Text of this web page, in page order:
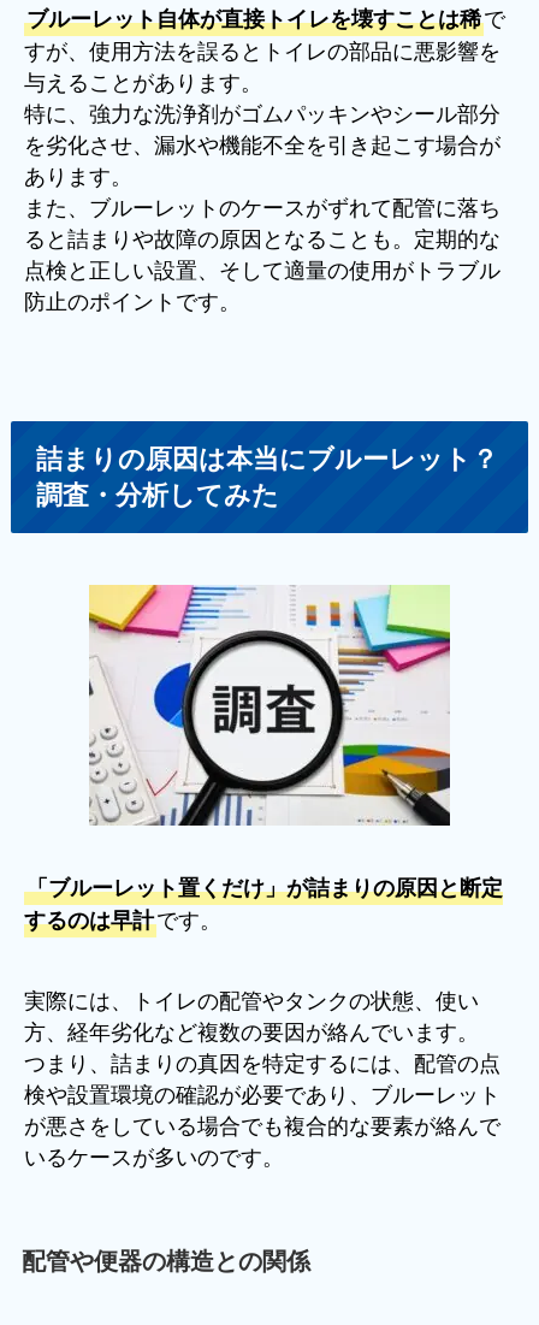
ブルーレット自体が直接トイレを壊すことは稀で
すが、使用方法を誤るとトイレの部品に悪影響を
与えることがあります。
特に、強力な洗浄剤がゴムパッキンやシール部分
を劣化させ、漏水や機能不全を引き起こす場合が
あります。
また、ブルーレットのケースがずれて配管に落ち
ると詰まりや故障の原因となることも。定期的な
点検と正しい設置、そして適量の使用がトラブル
防止のポイントです。
詰まりの原因は本当にブルーレット？
調査・分析してみた
「ブルーレット置くだけ」が詰まりの原因と断定
するのは早計です。
実際には、トイレの配管やタンクの状態、使い
方、経年劣化など複数の要因が絡んでいます。
つまり、詰まりの真因を特定するには、配管の点
検や設置環境の確認が必要であり、ブルーレット
が悪さをしている場合でも複合的な要素が絡んで
いるケースが多いのです。
配管や便器の構造との関係